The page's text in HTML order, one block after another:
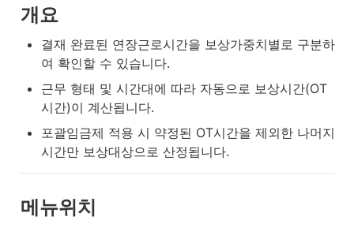
개요
결재 완료된 연장근로시간을 보상가중치별로 구분하
여 확인할 수 있습니다.
근무 형태 및 시간대에 따라 자동으로 보상시간(OT
시간)이 계산됩니다.
포괄임금제 적용 시 약정된 OT시간을 제외한 나머지
시간만 보상대상으로 산정됩니다.
메뉴위치